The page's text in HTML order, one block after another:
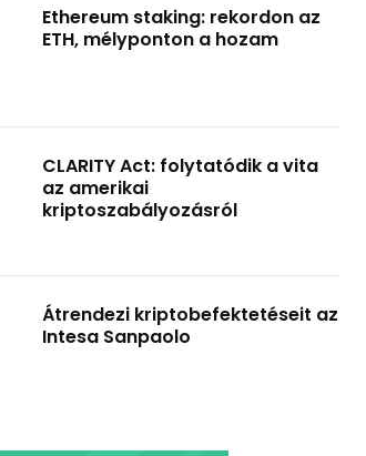
Ethereum staking: rekordon az
ETH, mélyponton a hozam
CLARITY Act: folytatódik a vita
az amerikai
kriptoszabályozásról
Átrendezi kriptobefektetéseit az
Intesa Sanpaolo